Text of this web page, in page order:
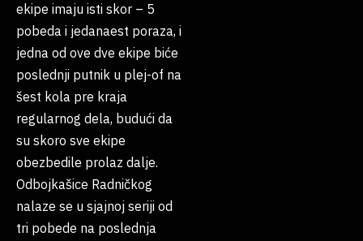
ekipe imaju isti skor – 5
pobeda i jedanaest poraza, i
jedna od ove dve ekipe biće
poslednji putnik u plej-of na
šest kola pre kraja
regularnog dela, budući da
su skoro sve ekipe
obezbedile prolaz dalje.
Odbojkašice Radničkog
nalaze se u sjajnoj seriji od
tri pobede na poslednja